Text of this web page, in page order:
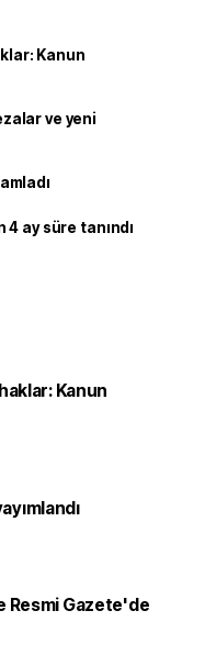
Kanun
ve yeni
ay süre tanındı
Kanun
Resmi Gazete'de